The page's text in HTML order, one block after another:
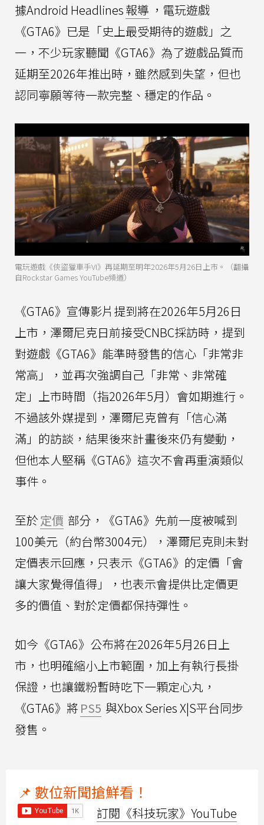
據Android Headlines報導 ，電玩遊戲
《GTA6》已是「史上最受期待的遊戲」之
一，不少玩家聽聞《GTA6》為了遊戲品質而
延期至2026年推出時，雖然感到失望，但也
認同寧願等待一款完整、穩定的作品。
電玩遊戲《俠盜獵車手VI》再延期至明年2026年5月26日上市。（翻攝
自Rockstar Games YouTube頻道）
《GTA6》宣傳影片提到將在2026年5月26日
上市，澤爾尼克日前接受CNBC採訪時，提到
對遊戲《GTA6》能準時發售的信心「非常非
常高」，並再次強調自己「非常、非常確
定」上市時間（指2026年5月）會如期進行。
不過該外媒提到，澤爾尼克曾有「信心滿
滿」的訪談，結果後來計畫後來仍有變動，
但他本人堅稱《GTA6》這次不會再重演類似
事件。
至於定價 部分，《GTA6》先前一度被喊到
100美元（約台幣3004元），澤爾尼克則未對
定價表示回應，只表示《GTA6》的定價「會
讓大家覺得值得」，也表示會提供比定價更
多的價值、對於定價都保持彈性。
如今《GTA6》公布將在2026年5月26日上
市，也明確縮小上市範圍，加上有執行長掛
保證，也讓鐵粉暫時吃下一顆定心丸，
《GTA6》將 PS5 與Xbox Series X|S平台同步
發售。
📌 數位新聞搶鮮看！
訂閱《科技玩家》YouTube